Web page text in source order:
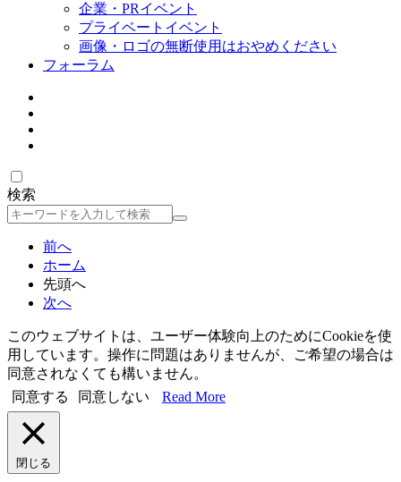
企業・PRイベント
プライベートイベント
画像・ロゴの無断使用はおやめください
フォーラム
検索
検
前へ
ホーム
先頭へ
次へ
このウェブサイトは、ユーザー体験向上のためにCookieを使
用しています。操作に問題はありませんが、ご希望の場合は
同意されなくても構いません。
同意する
同意しない Read More
閉じる